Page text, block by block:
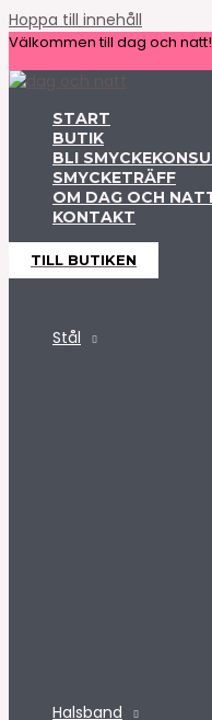
Hoppa till innehåll
Välkommen till dag och
START
BUTIK
BLI
SMYCKETRÄFF
OM DAG OCH
KONTAKT
TILL BUTIKEN
Stål
Halsband